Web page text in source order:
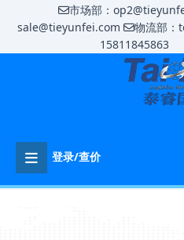
市场部：
sale@tieyunfei.com
物流部
15811845863
登录/查价